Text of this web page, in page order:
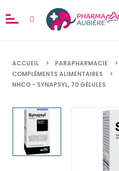
ACCUEIL
PARAPHARMACIE
COMPLÉMENTS ALIMENTAIRES
NHCO - SYNAPSYL, 70 GÉLULES